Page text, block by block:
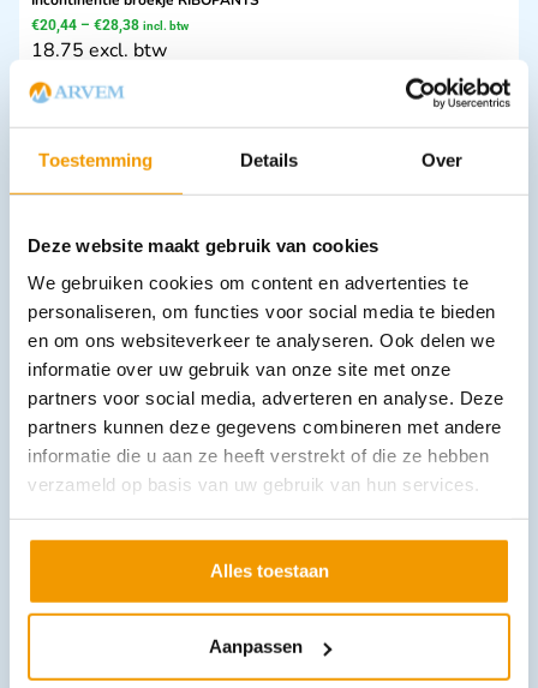
Toestemming Details Over
Deze website maakt gebruik van cookies
We gebruiken cookies om content en advertenties te
personaliseren, om functies voor social media te bieden
en om ons websiteverkeer te analyseren. Ook delen we
informatie over uw gebruik van onze site met onze
partners voor social media, adverteren en analyse. Deze
partners kunnen deze gegevens combineren met andere
informatie die u aan ze heeft verstrekt of die ze hebben
verzameld op basis van uw gebruik van hun services.
Alles toestaan
Aanpassen
€20,44 – €28,38 incl. btw
18.75 excl. btw
Leverbaar
Bezoekersjassen kleur Groen
€ 8,28 – €11,34
6.84 excl. btw
Opties bekijken